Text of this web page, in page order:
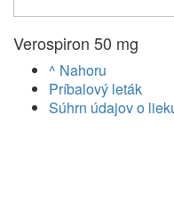
Verospiron 50 mg
^ Nahoru
Príbalový leták
Súhrn údajov o